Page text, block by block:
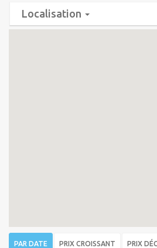
Localisation
PAR DATE PRIX CROISSANT PRIX